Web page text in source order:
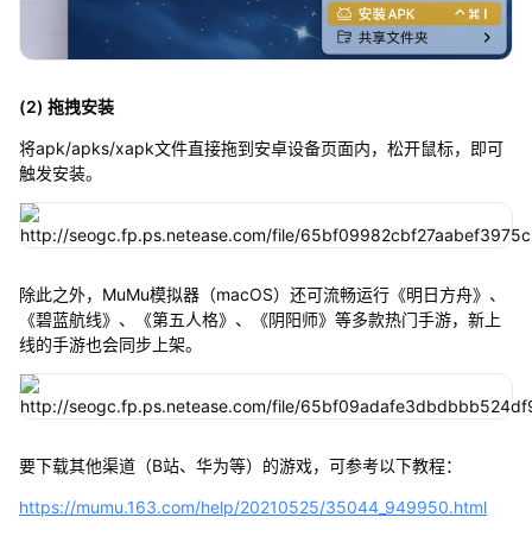
(2) 拖拽安装
将apk/apks/xapk文件直接拖到安卓设备页面内，松开鼠标，即可
触发安装。
除此之外，MuMu模拟器（macOS）还可流畅运行《明日方舟》、
《碧蓝航线》、《第五人格》、《阴阳师》等多款热门手游，新上
线的手游也会同步上架。
要下载其他渠道（B站、华为等）的游戏，可参考以下教程：
https://mumu.163.com/help/20210525/35044_949950.html